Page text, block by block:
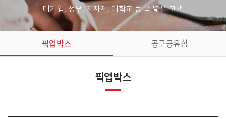
대기업, 정부, 지자체, 대학교 등 폭 넓은 고객
픽업박스 공구공유함
픽업박스